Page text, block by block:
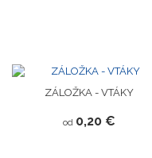
ZÁLOŽKA - VTÁKY
od 0,20 €